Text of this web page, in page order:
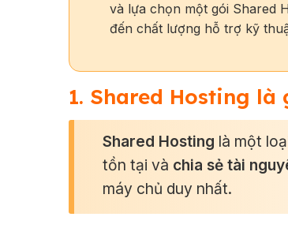
và lựa chọn một gói Shared
đến chất lượng hỗ trợ kỹ
1. Shared Hosting là
Shared Hosting là một
tồn tại và chia sẻ tài
máy chủ duy nhất.